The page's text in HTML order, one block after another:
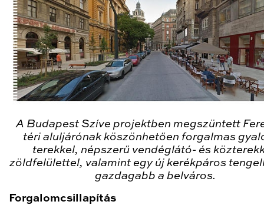
A Budapest Szíve projektben megszüntett
téri aluljárónak köszönhetően forgalmas
terekkel, népszerű vendéglátó- és
zöldfelülettel, valamint egy új kerékpáros
gazdagabb a belváros.
Forgalomcsillapítás